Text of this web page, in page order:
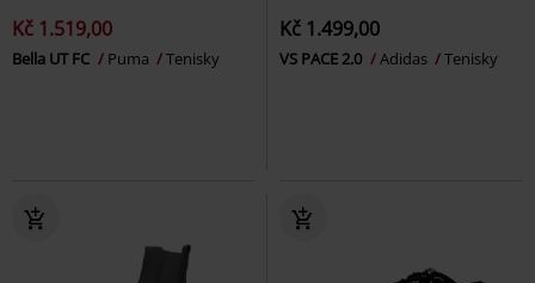
Kč 1.519,00
Bella UT FC Puma Tenisky
Kč 1.499,00
VS PACE 2.0 Adidas Tenisky